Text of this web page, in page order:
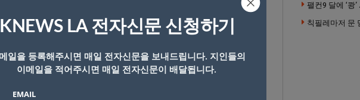
KNEWS LA 전자신문 신청하기
일을 등록해주시면 매일 전자신문을 보내드립니다. 지인들의
이메일을 적어주시면 매일 전자신문이 배달됩니다.
EMAIL